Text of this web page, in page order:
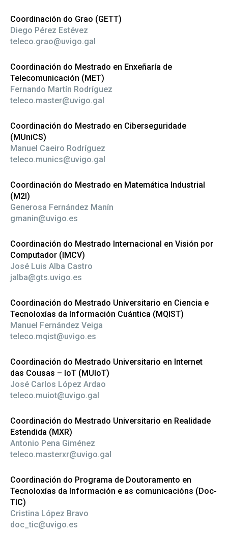
Coordinación do Grao (GETT)
Diego Pérez Estévez
teleco.grao@uvigo.gal
Coordinación do Mestrado en Enxeñaría de
Telecomunicación (MET)
Fernando Martín Rodríguez
teleco.master@uvigo.gal
Coordinación do Mestrado en Ciberseguridade
(MUniCS)
Manuel Caeiro Rodríguez
teleco.munics@uvigo.gal
Coordinación do Mestrado en Matemática Industrial
(M2I)
Generosa Fernández Manín
gmanin@uvigo.es
Coordinación do Mestrado Internacional en Visión por
Computador (IMCV)
José Luis Alba Castro
jalba@gts.uvigo.es
Coordinación do Mestrado Universitario en Ciencia e
Tecnoloxías da Información Cuántica (MQIST)
Manuel Fernández Veiga
teleco.mqist@uvigo.es
Coordinación do Mestrado Universitario en Internet
das Cousas – IoT (MUIoT)
José Carlos López Ardao
teleco.muiot@uvigo.gal
Coordinación do Mestrado Universitario en Realidade
Estendida (MXR)
Antonio Pena Giménez
teleco.masterxr@uvigo.gal
Coordinación do Programa de Doutoramento en
Tecnoloxías da Información e as comunicacións (Doc-
TIC)
Cristina López Bravo
doc_tic@uvigo.es